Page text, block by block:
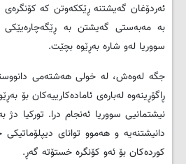
ئه‌ردۆغان گه‌یشتنه‌ ڕێککه‌وتن که‌
به‌ مه‌به‌ستی گه‌یشتن به‌ ڕێگه‌چاره‌یێکی
سووریا له‌و شاره‌ به‌ڕێوه‌ بچێت.
جگه‌ له‌وه‌ش، له‌ خولی هه‌شته‌می
ڕاگۆڕینه‌وه‌ له‌باره‌ی ئاماده‌کارییه‌کان بۆ
نیشتمانیی سووریا ئه‌نجام درا. تورکیا دژ
دانیشتنه‌یه‌ و هه‌موو توانای
کورده‌کان بۆ ئه‌و کۆنگره‌ خستۆته‌ گه‌ڕ.